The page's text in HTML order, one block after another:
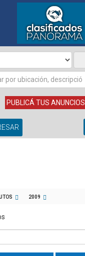
PUBLICÁ TUS ANUNCIOS
2009